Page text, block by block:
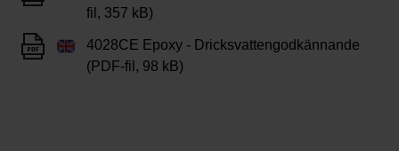
fil, 357 kB)
4028CE Epoxy - Dricksvattengodkännande
(PDF-fil, 98 kB)